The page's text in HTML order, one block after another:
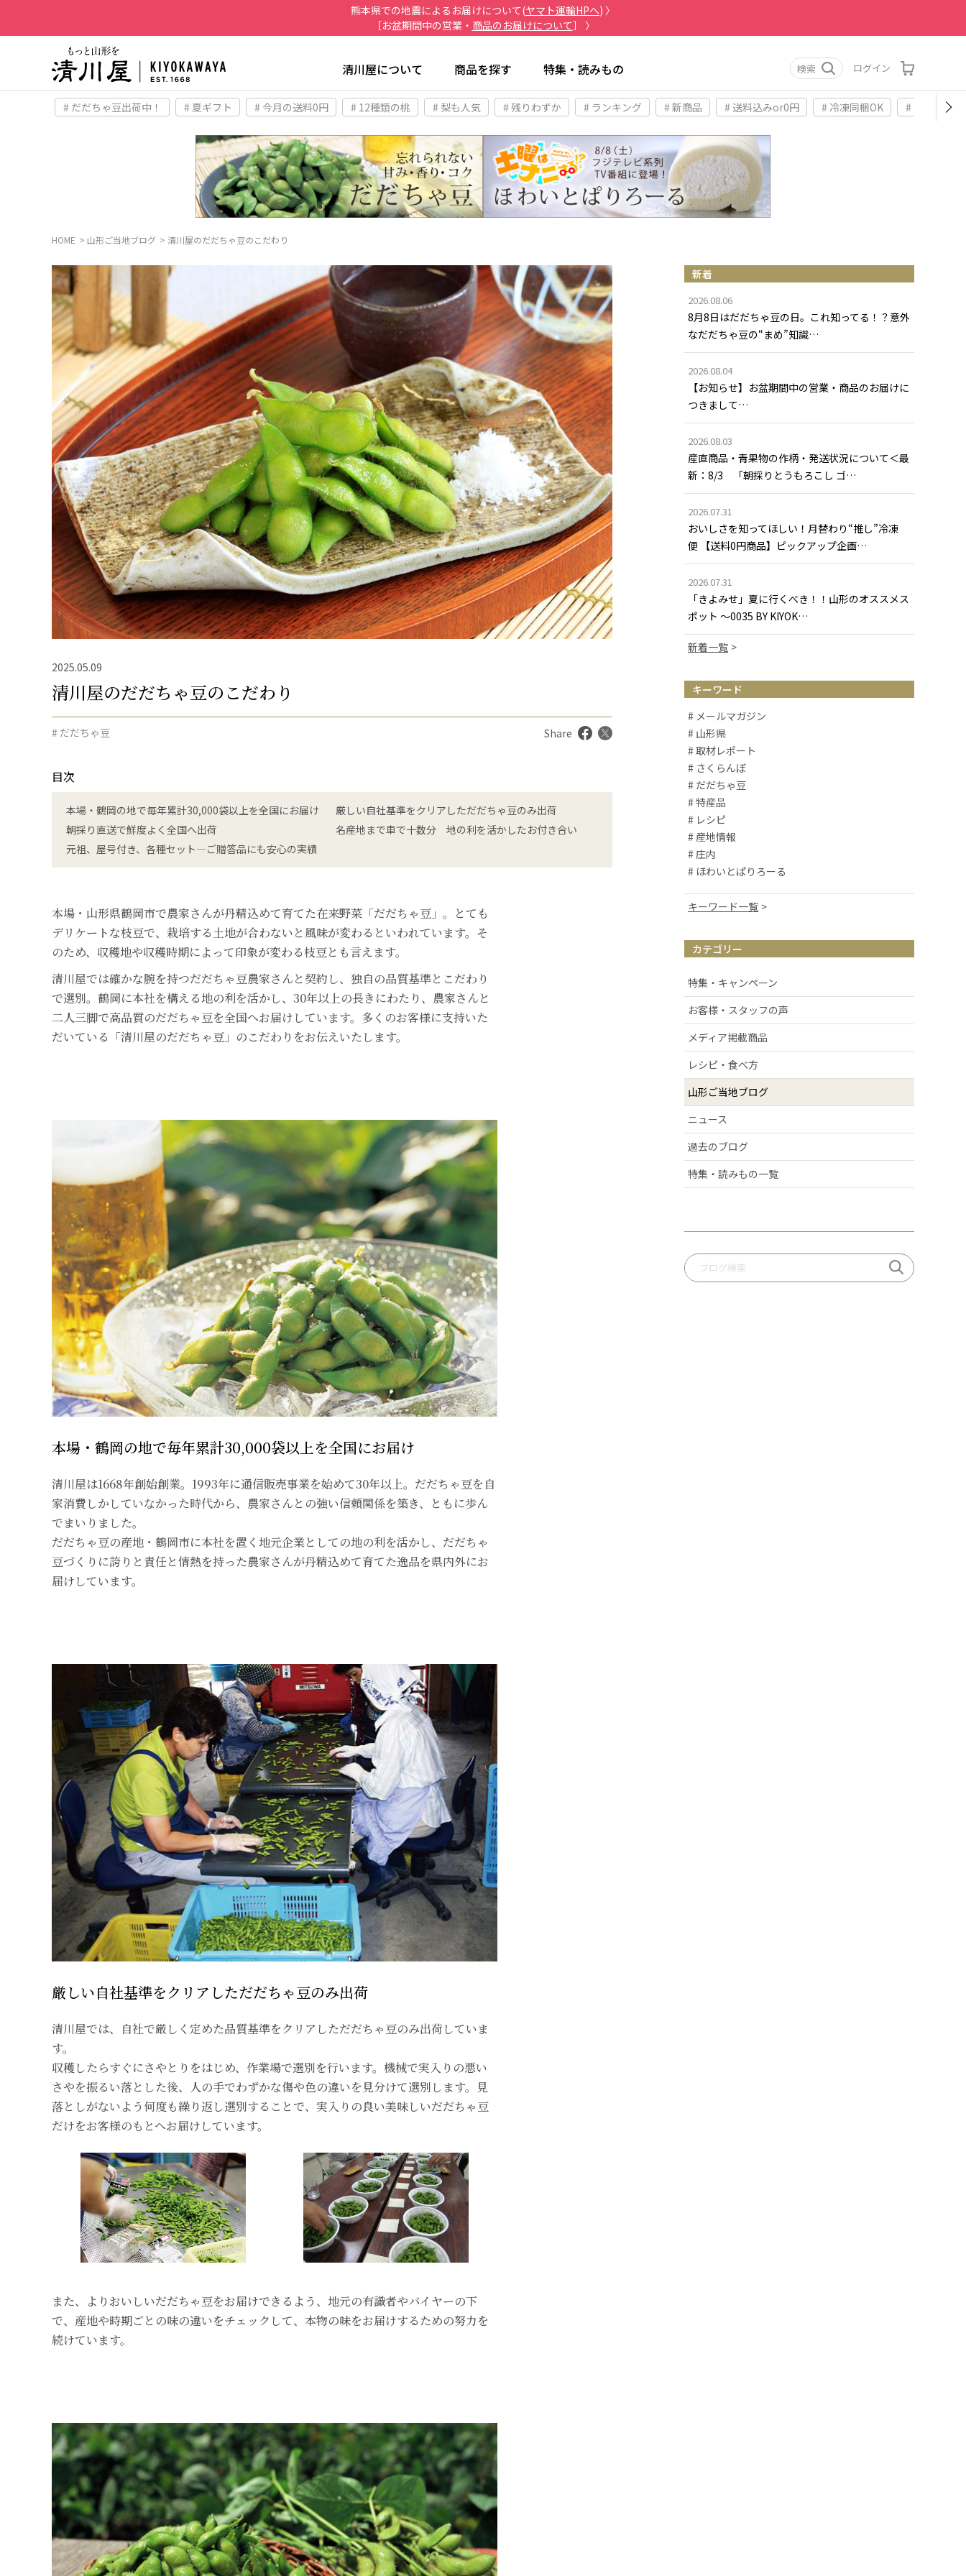
熊本県での地震によるお届けについて(ヤマト運輸HPへ) 〉
［お盆期間中の営業・ 商品のお届けについて］ 〉
清川屋について 商品を探す 特集・読みもの 検索 ログイン
# だだちゃ豆出荷中！ # 夏ギフト # 今月の送料0円 # 12種類の桃 # 梨も人気 # 残りわずか # ランキング # 新商品 # 送料込みor0円 # 冷凍同梱OK # お土産
HOME 山形ご当地ブログ 清川屋のだだちゃ豆のこだわり
2025.05.09
清川屋のだだちゃ豆のこだわり
# だだちゃ豆 Share
目次
本場・鶴岡の地で毎年累計30,000袋以上を全国にお届け
厳しい自社基準をクリアしただだちゃ豆のみ出荷
朝採り直送で鮮度よく全国へ出荷
名産地まで車で十数分 地の利を活かしたお付き合い
元祖、屋号付き、各種セット―ご贈答品にも安心の実績
本場・山形県鶴岡市で農家さんが丹精込めて育てた在来野菜「だだちゃ豆」。とても
デリケートな枝豆で、栽培する土地が合わないと風味が変わるといわれています。そ
のため、収穫地や収穫時期によって印象が変わる枝豆とも言えます。
清川屋では確かな腕を持つだだちゃ豆農家さんと契約し、独自の品質基準とこだわり
で選別。鶴岡に本社を構える地の利を活かし、30年以上の長きにわたり、農家さんと
二人三脚で高品質のだだちゃ豆を全国へお届けしています。多くのお客様に支持いた
だいている「清川屋のだだちゃ豆」のこだわりをお伝えいたします。
本場・鶴岡の地で毎年累計30,000袋以上を全国にお届け
清川屋は1668年創始創業。1993年に通信販売事業を始めて30年以上。だだちゃ豆を自
家消費しかしていなかった時代から、農家さんとの強い信頼関係を築き、ともに歩ん
でまいりました。
だだちゃ豆の産地・鶴岡市に本社を置く地元企業としての地の利を活かし、だだちゃ
豆づくりに誇りと責任と情熱を持った農家さんが丹精込めて育てた逸品を県内外にお
届けしています。
厳しい自社基準をクリアしただだちゃ豆のみ出荷
清川屋では、自社で厳しく定めた品質基準をクリアしただだちゃ豆のみ出荷していま
す。
収穫したらすぐにさやとりをはじめ、作業場で選別を行います。機械で実入りの悪い
さやを振るい落とした後、人の手でわずかな傷や色の違いを見分けて選別します。見
落としがないよう何度も繰り返し選別することで、実入りの良い美味しいだだちゃ豆
だけをお客様のもとへお届けしています。
また、よりおいしいだだちゃ豆をお届けできるよう、地元の有識者やバイヤーの下
で、産地や時期ごとの味の違いをチェックして、本物の味をお届けするための努力を
続けています。
新着
2026.08.06
8月8日はだだちゃ豆の日。これ知ってる！？意外
なだだちゃ豆の“まめ”知識…
2026.08.04
【お知らせ】お盆期間中の営業・商品のお届けに
つきまして…
2026.08.03
産直商品・青果物の作柄・発送状況について＜最
新：8/3 「朝採りとうもろこし ゴ…
2026.07.31
おいしさを知ってほしい！月替わり“推し”冷凍
便 【送料0円商品】ピックアップ企画…
2026.07.31
「きよみせ」夏に行くべき！！山形のオススメス
ポット ～0035 BY KIYOK…
新着一覧
キーワード
# メールマガジン
# 山形県
# 取材レポート
# さくらんぼ
# だだちゃ豆
# 特産品
# レシピ
# 産地情報
# 庄内
# ほわいとぱりろーる
キーワード一覧
# お取り寄せ
# 清スタが語るこの商品のここが好き
# ラフランス
# 庄内弁
# お酒
# おせち
# 絶景スポット
# 洋梨
# ミ・キュイ
# いちご
# りんご
# だだっパイ
# 手づくり笹巻
# お米
# ぶどう
カテゴリー
特集・キャンペーン
お客様・スタッフの声
メディア掲載商品
レシピ・食べ方
山形ご当地ブログ
ニュース
過去のブログ
特集・読みもの一覧